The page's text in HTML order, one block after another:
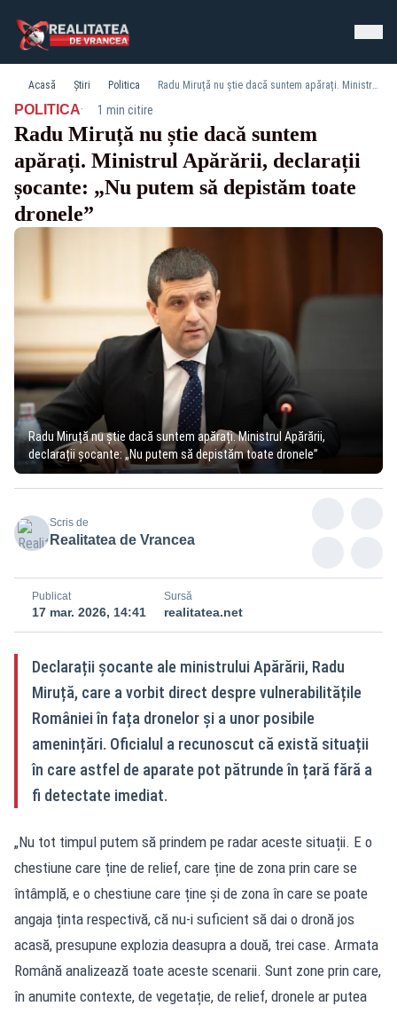
Acasă Știri Politica Radu Miruță nu știe dacă suntem apărați. Ministrul Apărării, declarații șocante: „Nu putem să depistăm toate dronele”
POLITICA· 1 min citire
Radu Miruță nu știe dacă suntem
apărați. Ministrul Apărării, declarații
șocante: „Nu putem să depistăm toate
dronele”
Radu Miruță nu știe dacă suntem apărați. Ministrul Apărării,
declarații șocante: „Nu putem să depistăm toate dronele”
Scris de
Realitatea de Vrancea
Publicat
17 mar. 2026, 14:41
Sursă
realitatea.net
Declarații șocante ale ministrului Apărării, Radu
Miruță, care a vorbit direct despre vulnerabilitățile
României în fața dronelor și a unor posibile
amenințări. Oficialul a recunoscut că există situații
în care astfel de aparate pot pătrunde în țară fără a
fi detectate imediat.
„Nu tot timpul putem să prindem pe radar aceste situații. E o
chestiune care ține de relief, care ține de zona prin care se
întâmplă, e o chestiune care ține și de zona în care se poate
angaja ținta respectivă, că nu-i suficient să dai o dronă jos
acasă, presupune explozia deasupra a două, trei case. Armata
Română analizează toate aceste scenarii. Sunt zone prin care,
în anumite contexte, de vegetație, de relief, dronele ar putea